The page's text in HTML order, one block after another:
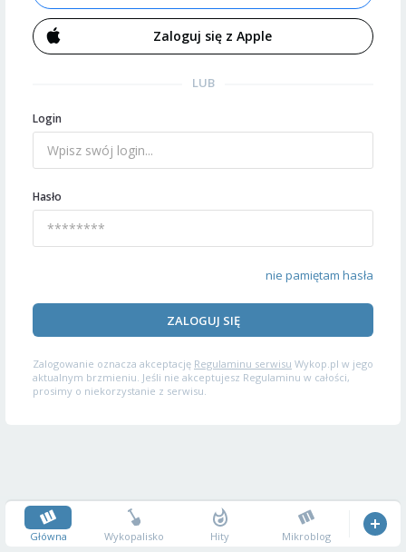
Zaloguj się z Apple
LUB
Login
Hasło
nie pamiętam hasła
ZALOGUJ SIĘ
Zalogowanie oznacza akceptację Regulaminu serwisu Wykop.pl w jego
aktualnym brzmieniu. Jeśli nie akceptujesz Regulaminu w całości,
prosimy o niekorzystanie z serwisu.
Główna Wykopalisko Hity Mikroblog